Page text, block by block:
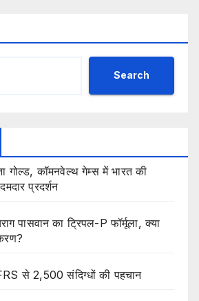
Search
गोल्ड, कॉमनवेल्थ गेम्स में भारत की
प्रदर्शन
पासवान का ट्रिपल-P फॉर्मूला, क्या
से 2,500 संदिग्धों की पहचान